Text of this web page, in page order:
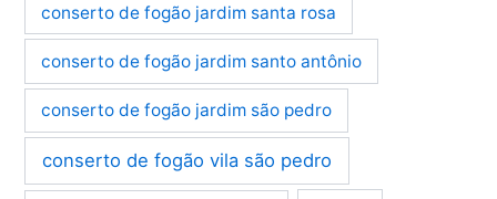
conserto de fogão jardim santa rosa
conserto de fogão jardim santo antônio
conserto de fogão jardim são pedro
conserto de fogão vila são pedro